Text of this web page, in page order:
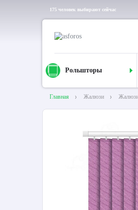
175 человек выбирают сейчас
Рольшторы
Главная Жалюзи Жалюзи